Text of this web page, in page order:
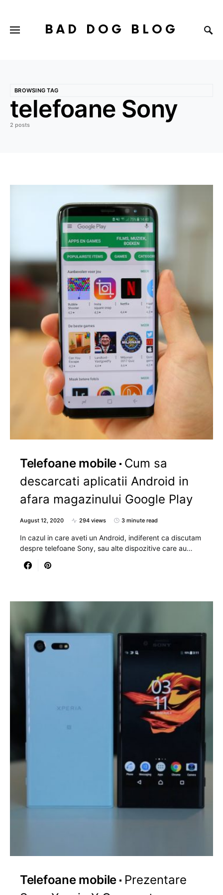
BAD DOG BLOG
BROWSING TAG
telefoane Sony
2 posts
Telefoane mobile Cum sa
descarcati aplicatii Android in
afara magazinului Google Play
August 12, 2020 294 views 3 minute read
In cazul in care aveti un Android, indiferent ca discutam
despre telefoane Sony, sau alte dispozitive care au…
Telefoane mobile
Prezentare